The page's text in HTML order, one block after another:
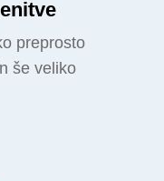
preprosto
še veliko